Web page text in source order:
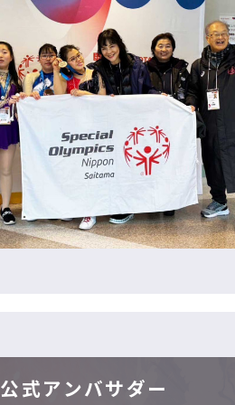
公式アンバサダー